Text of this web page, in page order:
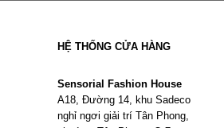
HỆ THỐNG CỬA HÀNG
Sensorial Fashion House
A18, Đường 14, khu Sadeco
nghỉ ngơi giải trí Tân Phong,